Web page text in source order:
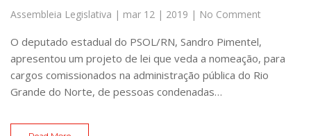
Assembleia Legislativa | mar 12 | 2019 | No Comment
O deputado estadual do PSOL/RN, Sandro Pimentel,
apresentou um projeto de lei que veda a nomeação, para
cargos comissionados na administração pública do Rio
Grande do Norte, de pessoas condenadas…